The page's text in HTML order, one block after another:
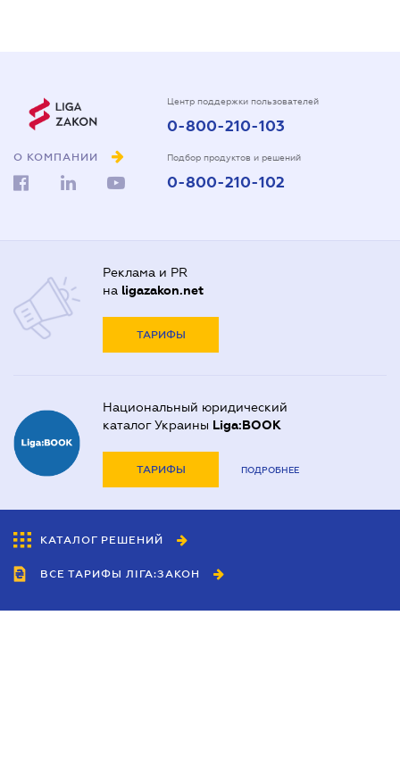
О КОМПАНИИ
Центр поддержки пользователей
0-800-210-103
Подбор продуктов и решений
0-800-210-102
Реклама и PR
на ligazakon.net
ТАРИФЫ
Национальный юридический
каталог Украины Liga:BOOK
ТАРИФЫ ПОДРОБНЕЕ
КАТАЛОГ РЕШЕНИЙ
ВСЕ ТАРИФЫ ЛІГА:ЗАКОН